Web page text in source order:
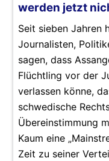
werden jetzt
Seit sieben Jahren
Journalisten,
sagen, dass
Flüchtling vor der
verlassen könne,
schwedische
Übereinstimmung
Kaum eine
Zeit zu seiner